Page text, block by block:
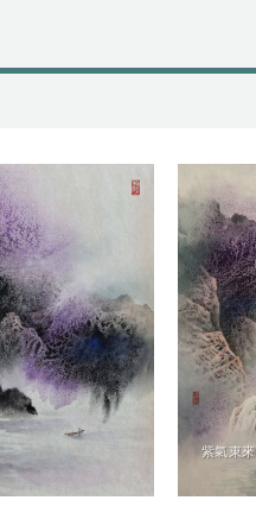
紫氣東來